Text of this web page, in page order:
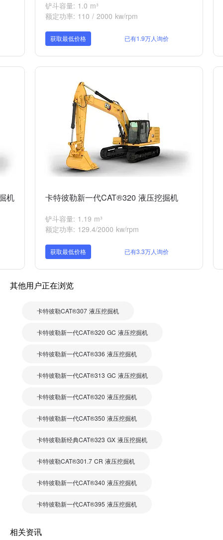
铲斗容量: 1.0 m³
额定功率: 110 / 2000 kw/rpm
获取最低价格 已有1.9万人询价
机 卡特彼勒新一代CAT®320 液压挖掘机
铲斗容量: 1.19 m³
额定功率: 129.4/2000 kw/rpm
获取最低价格 已有3.3万人询价
其他用户正在浏览
卡特彼勒CAT®307 液压挖掘机
卡特彼勒新一代CAT®320 GC 液压挖掘机
卡特彼勒新一代CAT®336 液压挖掘机
卡特彼勒新一代CAT®313 GC 液压挖掘机
卡特彼勒新一代CAT®320 液压挖掘机
卡特彼勒新一代CAT®350 液压挖掘机
卡特彼勒新经典CAT®323 GX 液压挖掘机
卡特彼勒CAT®301.7 CR 液压挖掘机
卡特彼勒新一代CAT®340 液压挖掘机
卡特彼勒新一代CAT®395 液压挖掘机
相关资讯